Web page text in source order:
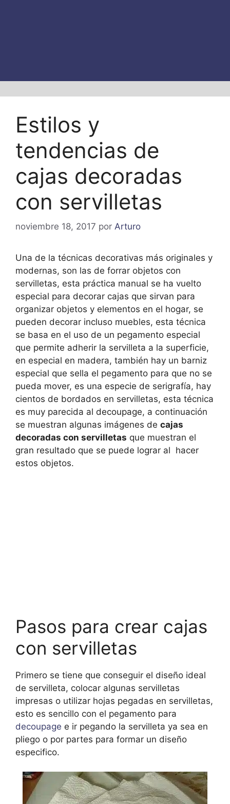
Estilos y
tendencias de
cajas decoradas
con servilletas
noviembre 18, 2017 por Arturo
Una de la técnicas decorativas más originales y
modernas, son las de forrar objetos con
servilletas, esta práctica manual se ha vuelto
especial para decorar cajas que sirvan para
organizar objetos y elementos en el hogar, se
pueden decorar incluso muebles, esta técnica
se basa en el uso de un pegamento especial
que permite adherir la servilleta a la superficie,
en especial en madera, también hay un barniz
especial que sella el pegamento para que no se
pueda mover, es una especie de serigrafía, hay
cientos de bordados en servilletas, esta técnica
es muy parecida al decoupage, a continuación
se muestran algunas imágenes de cajas
decoradas con servilletas que muestran el
gran resultado que se puede lograr al hacer
estos objetos.
Pasos para crear cajas
con servilletas
Primero se tiene que conseguir el diseño ideal
de servilleta, colocar algunas servilletas
impresas o utilizar hojas pegadas en servilletas,
esto es sencillo con el pegamento para
decoupage e ir pegando la servilleta ya sea en
pliego o por partes para formar un diseño
especifico.